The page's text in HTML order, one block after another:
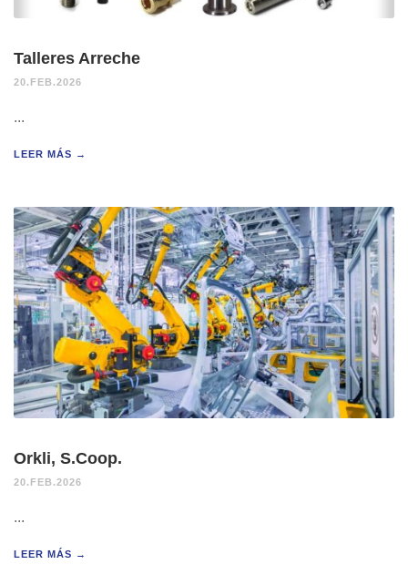
Talleres Arreche
20.FEB.2026
...
LEER MÁS →
Orkli, S.Coop.
20.FEB.2026
...
LEER MÁS →